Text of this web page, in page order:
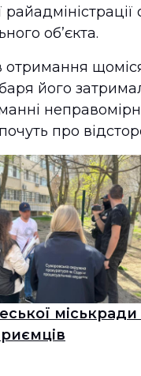
об’єкта.
отримання
його
про